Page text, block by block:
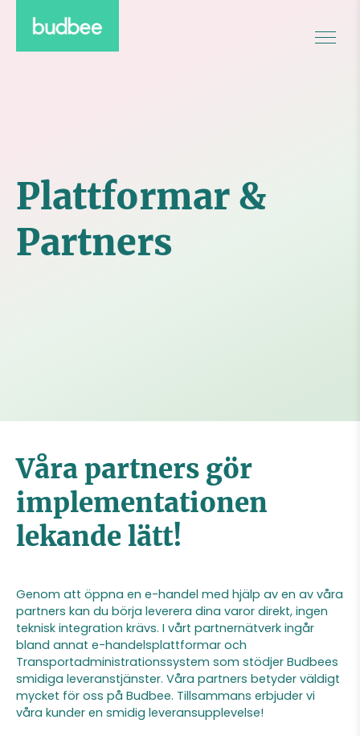
Plattformar &
Partners
Våra partners gör
implementationen
lekande lätt!
Genom att öppna en e-handel med hjälp av en av våra
partners kan du börja leverera dina varor direkt, ingen
teknisk integration krävs. I vårt partnernätverk ingår
bland annat e-handelsplattformar och
Transportadministrationssystem som stödjer Budbees
smidiga leveranstjänster. Våra partners betyder väldigt
mycket för oss på Budbee. Tillsammans erbjuder vi
våra kunder en smidig leveransupplevelse!